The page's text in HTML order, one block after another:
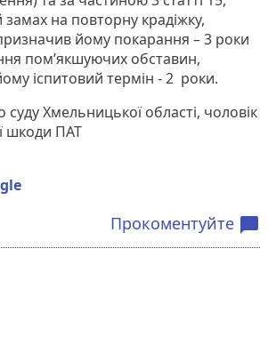
на повторну крадіжку,
йому покарання – 3 роки
пом’якшуючих обставин,
іспитовий термін - 2 роки.
Хмельницької області, чоловік
шкоди ПАТ
Прокоментуйте chat_bubble